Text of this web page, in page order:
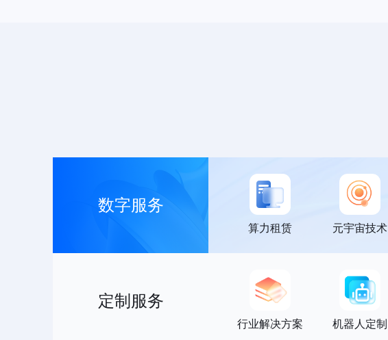
数字服务
算力租赁 元宇宙技术
定制服务
行业解决方案 机器人定制